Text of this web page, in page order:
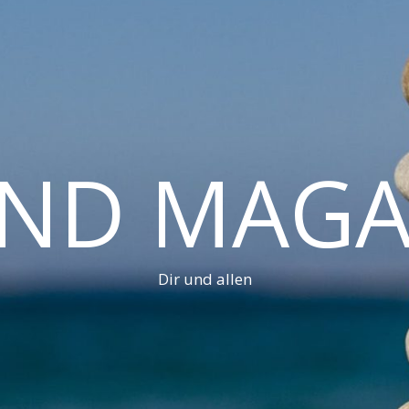
Dir und allen